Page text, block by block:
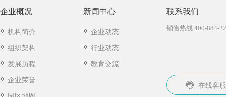
企业概况
机构简介
组织架构
发展历程
企业荣誉
新闻中心
企业动态
行业动态
教育交流
联系我们
销售热线 400-884-
在线客服